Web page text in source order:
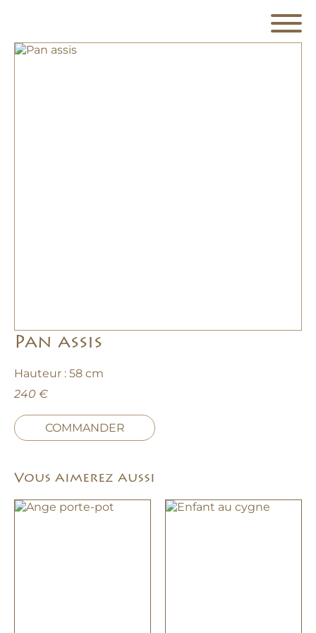
Pan assis
Hauteur : 58 cm
240 €
COMMANDER
Vous aimerez aussi